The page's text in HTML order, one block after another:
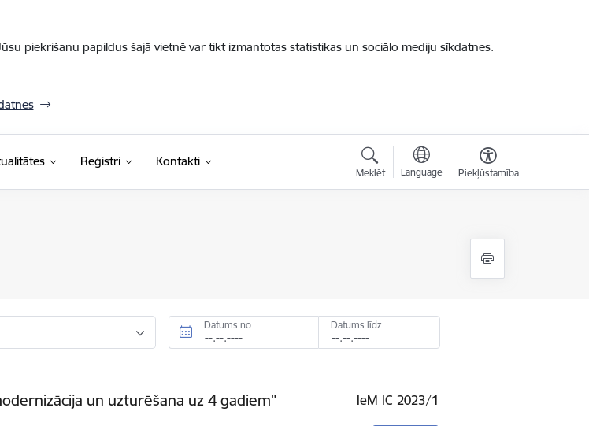
piekrišanu papildus šajā vietnē var tikt izmantotas statistikas un sociālo mediju sīkdatnes.
Reģistri Kontakti
Meklēt Language Piekļūstamība
Datums no Datums līdz
un uzturēšana uz 4 gadiem"
IeM IC 2023/1